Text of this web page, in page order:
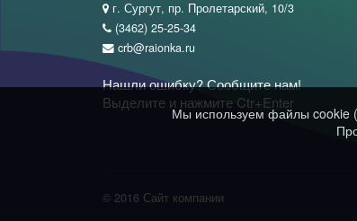
г. Сургут, пр. Пролетарский, 10/3
(3462) 25-25-34
crb@raionka.ru
Нашли ошибку? Сообщите нам!
Выделите и нажмите Ctr+Enter
© 2016 Сайт компании
Мы используем файлы cookie